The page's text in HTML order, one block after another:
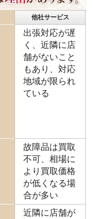
他社サービス
出張対応が遅
く、近隣に店
舗がないこと
もあり、対応
地域が限られ
ている
故障品は買取
不可、相場に
より買取価格
が低くなる場
合が多い
近隣に店舗が